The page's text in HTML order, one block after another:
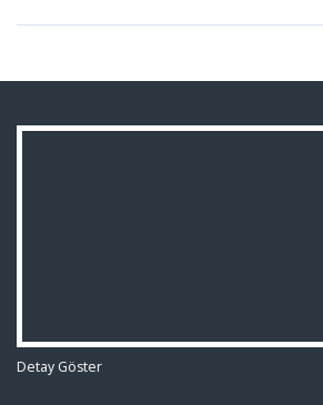
Detay Göster